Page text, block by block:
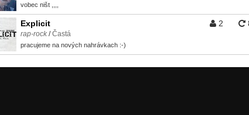
vobec ništ ,,,,
Explicit
rap-rock /Častá
pracujeme na nových nahrávkach :-)
2